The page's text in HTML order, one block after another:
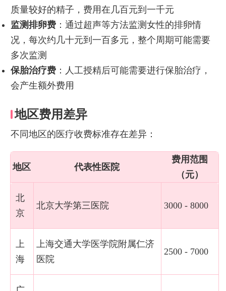
质量较好的精子，费用在几百元到一千元
监测排卵费：通过超声等方法监测女性的排卵情
况，每次约几十元到一百多元，整个周期可能需要
多次监测
保胎治疗费：人工授精后可能需要进行保胎治疗，
会产生额外费用
地区费用差异
不同地区的医疗收费标准存在差异：
地区 代表性医院
费用范围
（元）
北
京
北京大学第三医院 3000 - 8000
上
海
上海交通大学医学院附属仁济
医院
2500 - 7000